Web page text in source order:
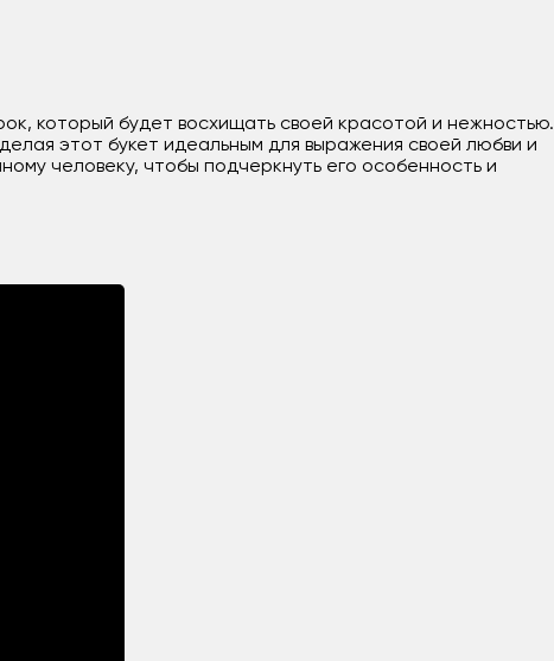
который будет восхищать своей красотой и нежностью.
этот букет идеальным для выражения своей любви и
человеку, чтобы подчеркнуть его особенность и